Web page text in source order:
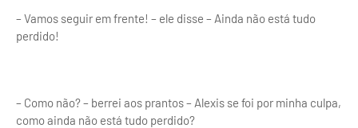
– Vamos seguir em frente! – ele disse – Ainda não está tudo
perdido!
– Como não? – berrei aos prantos – Alexis se foi por minha culpa,
como ainda não está tudo perdido?